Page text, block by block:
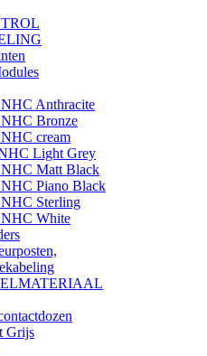
Anthracite
Bronze
cream
Light Grey
Matt Black
Piano Black
Sterling
White
Grijs